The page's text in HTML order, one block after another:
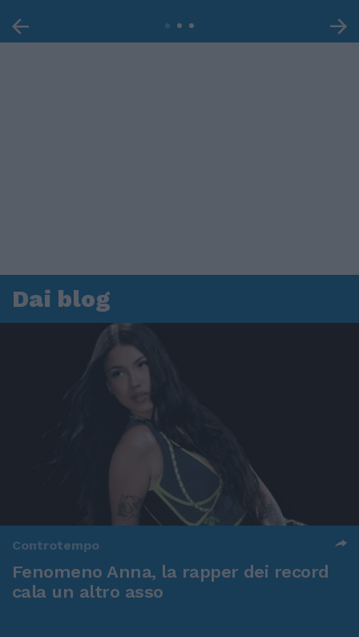
Dai blog
Controtempo
Fenomeno Anna, la rapper dei record
cala un altro asso